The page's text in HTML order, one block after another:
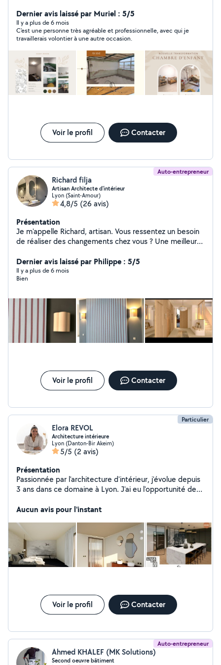
décoration d'intérieur, je serais ravie de vous conseiller .
Je vous propose mes services notamment pour des
coaching déco, des conseils en couleurs et choix de
papiers peints, mais également des shopping liste pour
le choix de mobiliers, matériaux, etc ... Vous pouvez
trouver dans les photos quelques uns de mes projets .
J'utilise également l'application pour des recherches
d'aide de temps en temps, pour de petits travaux,
ménages ou autres.
Dernier avis laissé par Muriel : 5/5
Il y a plus de 6 mois
C'est une personne très agréable et professionnelle, avec qui je
travaillerais volontier à une autre occasion.
Voir le profil Contacter
Auto-entrepreneur
Richard filja
Artisan Architecte d'intérieur
Lyon (Saint-Amour)
4,8/5 (26 avis)
Présentation
Je m'appelle Richard, artisan. Vous ressentez un besoin
de réaliser des changements chez vous ? Une meilleure
ne le savez pas trop ? Contactez moi et également mon
architecte, décorateur d'intérieur Monsieur Quentin
Sauner-Leroy.
Dernier avis laissé par Philippe : 5/5
Il y a plus de 6 mois
Bien
Voir le profil Contacter
Particulier
Elora REVOL
Architecture intérieure
Lyon (Danton-Bir Akeim)
5/5 (2 avis)
Présentation
Passionnée par l'architecture d'intérieur, j'évolue depuis
3 ans dans ce domaine à Lyon. J'ai eu l'opportunité de
quotidien. En étroite collaboration avec l'ensemble des
j'accompagne les clients dans la réalisation de leur
projet de vie. De la rencontre à la finalisation du projet,
avec une forte dimension conseil, nous avançons étape
par étape pour faire corréler le besoin et la réalité du
terrain.
Aucun avis pour l'instant
Voir le profil Contacter
Auto-entrepreneur
Ahmed KHALEF (MK Solutions)
Second oeuvre bâtiment